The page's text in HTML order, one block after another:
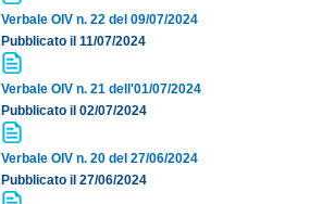
Verbale OIV n. 22 del 09/07/2024
Pubblicato il 11/07/2024
Verbale OIV n. 21 dell'01/07/2024
Pubblicato il 02/07/2024
Verbale OIV n. 20 del 27/06/2024
Pubblicato il 27/06/2024